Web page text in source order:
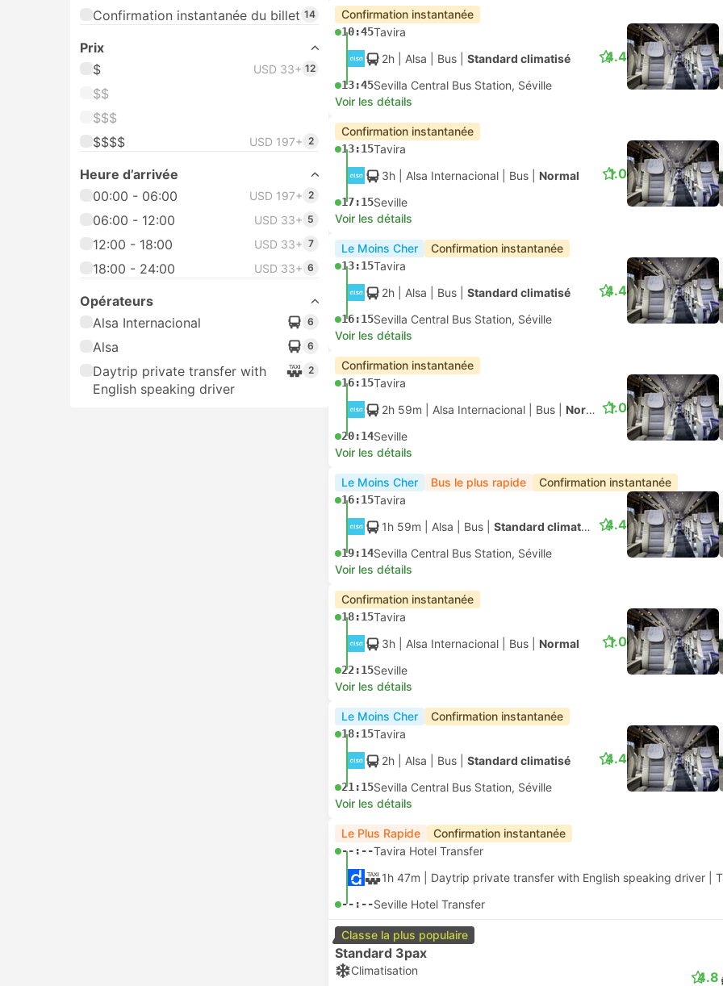
Confirmation instantanée du billet 14
Prix
$
USD 33+ 12
$$
$$$
$$$$
USD 197+ 2
Heure d’arrivée
00:00 - 06:00
USD 197+ 2
06:00 - 12:00 USD 33+ 5
12:00 - 18:00 USD 33+ 7
18:00 - 24:00 USD 33+ 6
Opérateurs
Alsa Internacional
6
Alsa 6
Daytrip private transfer with
English speaking driver
2
Confirmation instantanée
10:45Tavira
2h | Alsa Bus Standard climatisé
13:45Sevilla Central Bus Station, Séville
4.4
Voir les détails
Confirmation instantanée
13:15Tavira
3h | Alsa Internacional Bus Normal
17:15Seville
1.0
Voir les détails
Le Moins Cher Confirmation instantanée
13:15Tavira
2h | Alsa Bus Standard climatisé
16:15Sevilla Central Bus Station, Séville
4.4
Voir les détails
Confirmation instantanée
16:15Tavira
2h 59m | Alsa Internacional Bus Normal
20:14Seville
1.0
Voir les détails
Le Moins Cher Bus le plus rapide Confirmation instantanée
16:15Tavira
1h 59m | Alsa Bus Standard climatisé
19:14Sevilla Central Bus Station, Séville
4.4
Voir les détails
Confirmation instantanée
18:15Tavira
3h | Alsa Internacional Bus Normal
22:15Seville
1.0
Voir les détails
Le Moins Cher Confirmation instantanée
18:15Tavira
2h | Alsa Bus Standard climatisé
21:15Sevilla Central Bus Station, Séville
4.4
Voir les détails
Le Plus Rapide Confirmation instantanée
--:--Tavira Hotel Transfer
1h 47m | Daytrip private transfer with English speaking driver
--:--Seville Hotel Transfer
Classe la plus populaire
Standard 3pax
Climatisation 4.8